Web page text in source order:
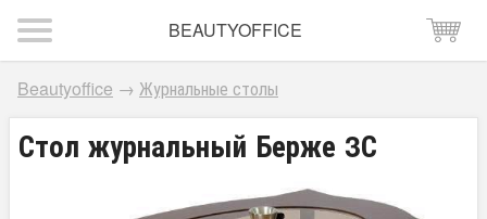
BEAUTYOFFICE
Beautyoffice → Журнальные столы
Стол журнальный Берже 3С